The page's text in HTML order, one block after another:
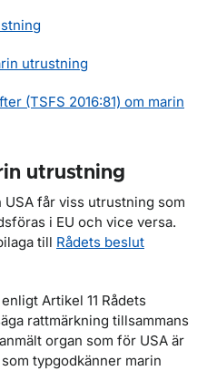
utrustning
(TSFS 2016:81) om marin
utrustning
USA får viss utrustning som
i EU och vice versa.
till Rådets beslut
Artikel 11 Rådets
rattmärkning tillsammans
organ som för USA är
typgodkänner marin